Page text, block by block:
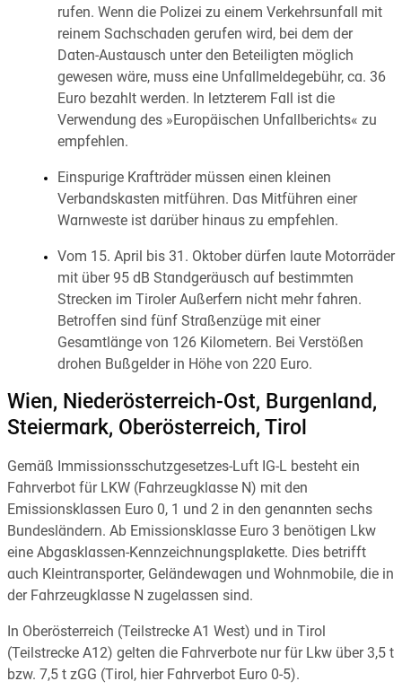
rufen. Wenn die Polizei zu einem Verkehrsunfall mit
reinem Sachschaden gerufen wird, bei dem der
Daten-Austausch unter den Beteiligten möglich
gewesen wäre, muss eine Unfallmeldegebühr, ca. 36
Euro bezahlt werden. In letzterem Fall ist die
Verwendung des »Europäischen Unfallberichts« zu
empfehlen.
Einspurige Krafträder müssen einen kleinen
Verbandskasten mitführen. Das Mitführen einer
Warnweste ist darüber hinaus zu empfehlen.
Vom 15. April bis 31. Oktober dürfen laute Motorräder
mit über 95 dB Standgeräusch auf bestimmten
Strecken im Tiroler Außerfern nicht mehr fahren.
Betroffen sind fünf Straßenzüge mit einer
Gesamtlänge von 126 Kilometern. Bei Verstößen
drohen Bußgelder in Höhe von 220 Euro.
Wien, Niederösterreich-Ost, Burgenland,
Steiermark, Oberösterreich, Tirol
Gemäß Immissionsschutzgesetzes-Luft IG-L besteht ein
Fahrverbot für LKW (Fahrzeugklasse N) mit den
Emissionsklassen Euro 0, 1 und 2 in den genannten sechs
Bundesländern. Ab Emissionsklasse Euro 3 benötigen Lkw
eine Abgasklassen-Kennzeichnungsplakette. Dies betrifft
auch Kleintransporter, Geländewagen und Wohnmobile, die in
der Fahrzeugklasse N zugelassen sind.
In Oberösterreich (Teilstrecke A1 West) und in Tirol
(Teilstrecke A12) gelten die Fahrverbote nur für Lkw über 3,5 t
bzw. 7,5 t zGG (Tirol, hier Fahrverbot Euro 0-5).